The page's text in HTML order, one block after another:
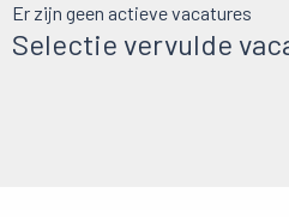
Selectie vervulde
Er zijn geen actieve vacatures